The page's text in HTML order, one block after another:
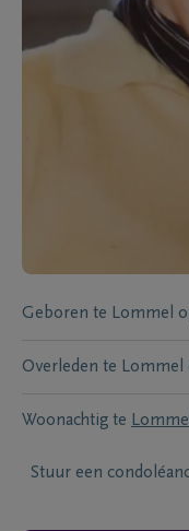
Geboren te Lommel
Overleden te Lommel
Woonachtig te
Stuur een